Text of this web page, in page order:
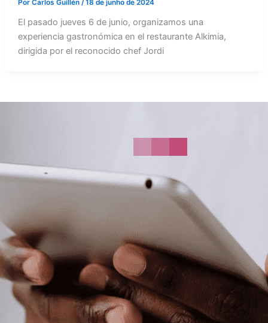
Por Carlos Guillén /18 de junho de 2024
El pasado jueves 6 de junio, organizamos una
experiencia gastronómica en el restaurante Alkimia,
dirigida por el reconocido chef Jordi